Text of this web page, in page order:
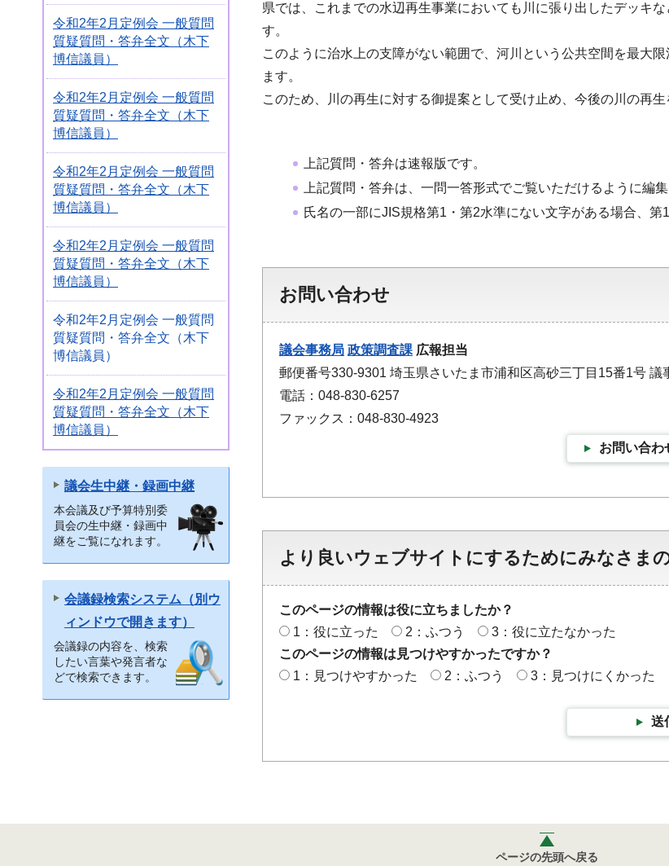
令和2年2月定例会 一般質問
質疑質問・答弁全文（木下
博信議員）
令和2年2月定例会 一般質問
質疑質問・答弁全文（木下
博信議員）
令和2年2月定例会 一般質問
質疑質問・答弁全文（木下
博信議員）
令和2年2月定例会 一般質問
質疑質問・答弁全文（木下
博信議員）
令和2年2月定例会 一般質問
質疑質問・答弁全文（木下
博信議員）
令和2年2月定例会 一般質問
質疑質問・答弁全文（木下
博信議員）
議会生中継・録画中継
本会議及び予算特別委
員会の生中継・録画中
継をご覧になれます。
会議録検索システム（別ウ
ィンドウで開きます）
会議録の内容を、検索
したい言葉や発言者な
どで検索できます。
県では、これまでの水辺再生事業においても川に張り出したデッキ
す。
このように治水上の支障がない範囲で、河川という公共空間を最大
ます。
このため、川の再生に対する御提案として受け止め、今後の川の再
上記質問・答弁は速報版です。
上記質問・答弁は、一問一答形式でご覧いただけるように編
氏名の一部にJIS規格第1・第2水準にない文字がある場合、第
お問い合わせ
議会事務局 政策調査課 広報担当
郵便番号330-9301 埼玉県さいたま市浦和区高砂三丁目15番1号 議
電話：048-830-6257
ファックス：048-830-4923
お問い合わ
より良いウェブサイトにするためにみなさま
このページの情報は役に立ちましたか？
1：役に立った
2：ふつう
3：役に立たなかった
このページの情報は見つけやすかったですか？
1：見つけやすかった
2：ふつう 3：見つけにくかった
送
ページの先頭へ戻る